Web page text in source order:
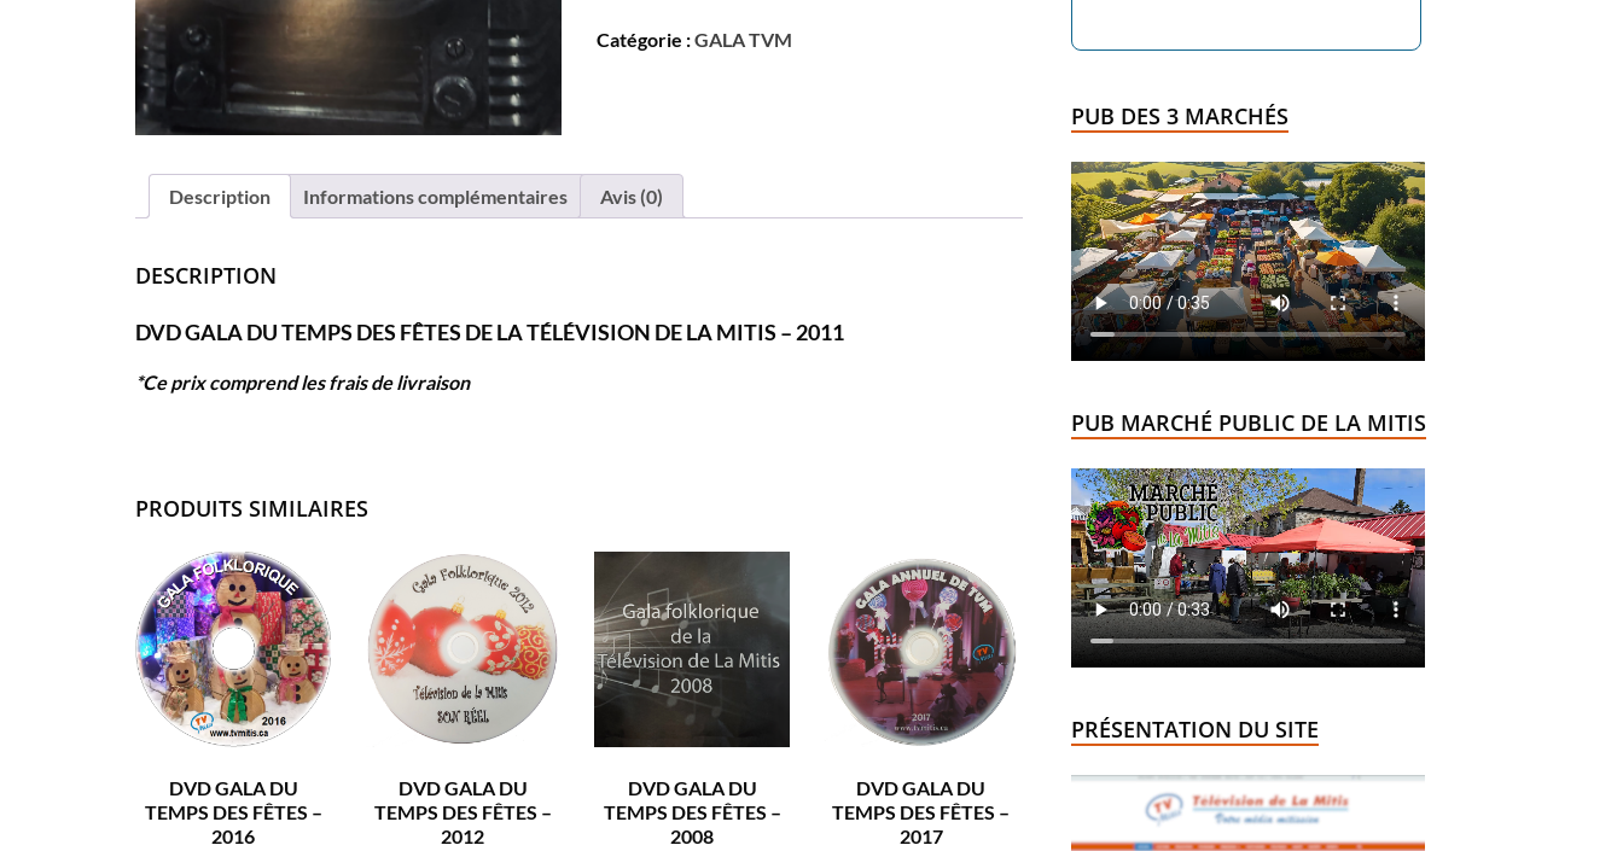
Catégorie :GALA TVM
Description Informations complémentaires Avis (0)
DESCRIPTION
DVD GALA DU TEMPS DES FÊTES DE LA TÉLÉVISION DE LA MITIS – 2011
*Ce prix comprend les frais de livraison
PRODUITS SIMILAIRES
DVD GALA DU
TEMPS DES FÊTES –
2016
DVD GALA DU
TEMPS DES FÊTES –
2012
DVD GALA DU
TEMPS DES FÊTES –
2008
DVD GALA DU
TEMPS DES FÊTES –
2017
PUB DES 3 MARCHÉS
PUB MARCHÉ PUBLIC DE LA MITIS
PRÉSENTATION DU SITE